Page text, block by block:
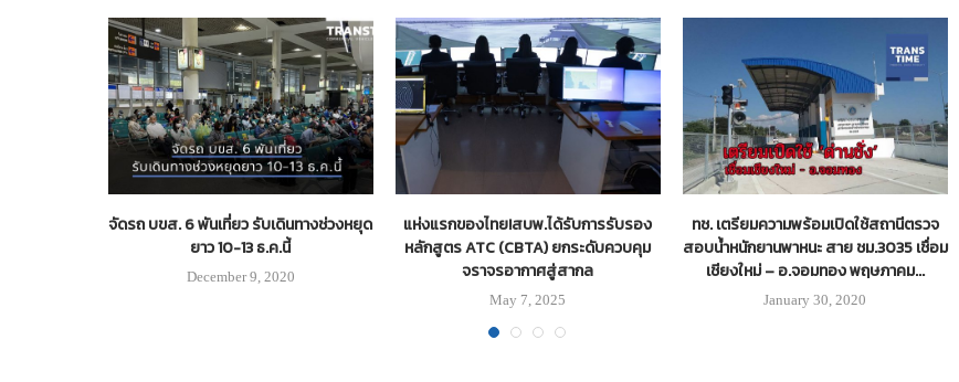
จัดรถ บขส. 6 พันเที่ยว รับเดินทางช่วงหยุด
ยาว 10-13 ธ.ค.นี้
December 9, 2020
แห่งแรกของไทย!สบพ.ได้รับการรับรอง
หลักสูตร ATC (CBTA) ยกระดับควบคุม
จราจรอากาศสู่สากล
May 7, 2025
ทช. เตรียมความพร้อมเปิดใช้สถานีตรวจ
สอบน้ำหนักยานพาหนะ สาย ชม.3035 เชื่อม
เชียงใหม่ – อ.จอมทอง พฤษภาคม...
January 30, 2020